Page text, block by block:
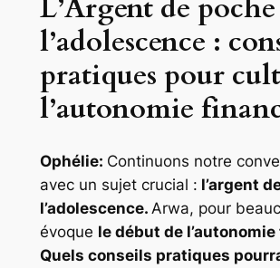
L’Argent de
l’adolescence :
pratiques pour
l’autonomie
Ophélie: Continuons notre
avec un sujet crucial : l’argent
l’adolescence. Arwa, pour
évoque le début de
Quels conseils pratiques